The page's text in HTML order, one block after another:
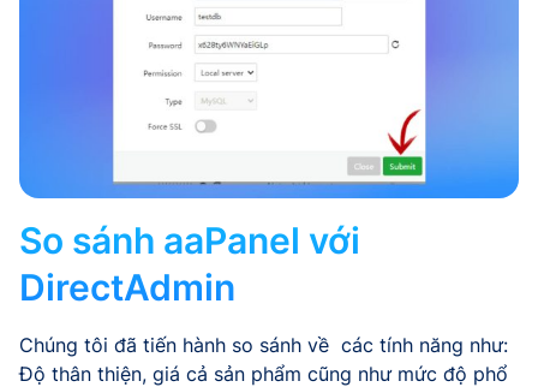
So sánh aaPanel với
DirectAdmin
Chúng tôi đã tiến hành so sánh về các tính năng như:
Độ thân thiện, giá cả sản phẩm cũng như mức độ phổ